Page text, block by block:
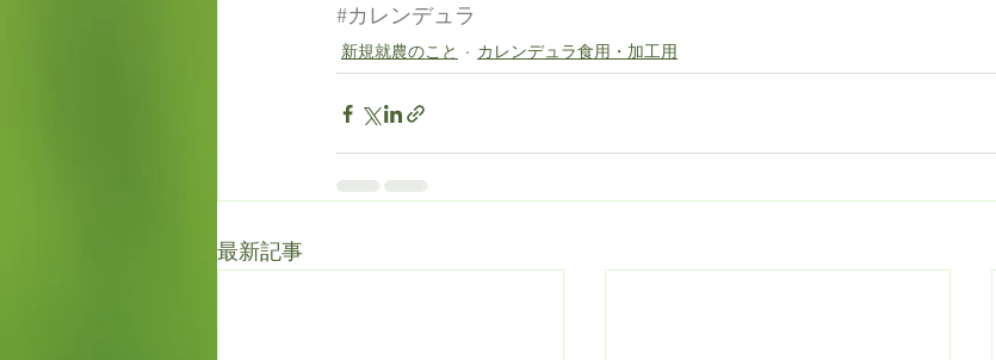
#カレンデュラ
新規就農のこと カレンデュラ食用・加工用
最新記事